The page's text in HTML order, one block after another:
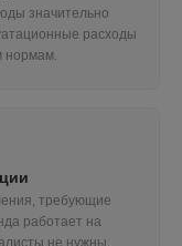
значительно
расходы
нормам.
требующие
работает на
не нужны.